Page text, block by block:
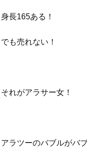
身長165ある！
でも売れない！
それがアラサー女！
アラツーのバブルがバ